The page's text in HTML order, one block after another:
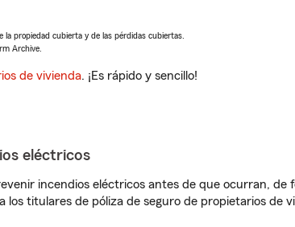
propiedad cubierta y de las pérdidas cubiertas.
Archive.
de vivienda. ¡Es rápido y sencillo!
eléctricos
incendios eléctricos antes de que ocurran, de
los titulares de póliza de seguro de propietarios de